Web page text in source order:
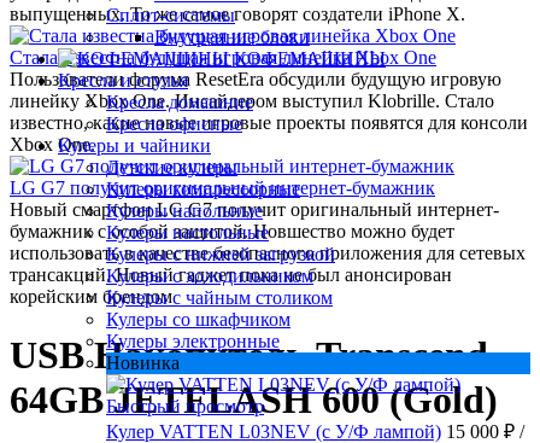
Сплит-системы
Внутренние блоки
КОФЕМАШИНЫ
Кресла и стулья
Кресла домашние
Кресла офисные
Кулеры и чайники
Детские кулеры
Кулеры компрессорные
Кулеры напольные
Кулеры настольные
Кулеры с нижней загрузкой
Кулеры с холодильником
Кулеры с чайным столиком
Кулеры со шкафчиком
Кулеры электронные
Новинка
Быстрый просмотр
Кулер VATTEN L03NEV (с У/Ф лампой) 15 000 ₽ /
выпущенных. То же самое говорят создатели iPhone X.
Стала известна будущая игровая линейка Xbox One
Пользователи форума ResetEra обсудили будущую игровую
линейку Xbox One. Инсайдером выступил Klobrille. Стало
известно, какие новые игровые проекты появятся для консоли
Xbox One.
LG G7 получит оригинальный интернет-бумажник
Новый смартфон LG G7 получит оригинальный интернет-
бумажник с особой защитой. Новшество можно будет
использовать в качестве безопасного приложения для сетевых
трансакций. Новый гаджет пока не был анонсирован
корейским брендом
USB Накопитель Transcend
64GB JETFLASH 600 (Gold)